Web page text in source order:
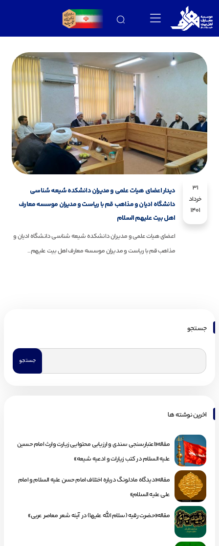
31
خرداد
1401
دیدار اعضای هیات علمی و مدیران دانشکده شیعه شناسی
دانشگاه ادیان و مذاهب قم با ریاست و مدیران موسسه معارف
اهل بیت علیهم السلام
اعضای هیات علمی و مدیران دانشکده شیعه شناسی دانشگاه ادیان و
مذاهب قم با ریاست و مدیران موسسه معارف اهل بیت علیهم...
جستجو
اخرین نوشته ها
مقاله«اعتبارسنجی سندی و ارزیابی محتوایی زیارت وارث امام حسین
علیه السلام در کتب زیارات و ادعیه شیعه»
مقاله«دیدگاه مادلونگ درباره اختلاف امام حسن علیه السلام و امام
علی علیه السلام»
مقاله«حضرت رقیه (سلام الله علیها) در آینه شعر معاصر عربی»